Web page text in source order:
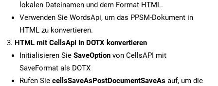
lokalen Dateinamen und dem Format HTML.
Verwenden Sie WordsApi, um das PPSM-Dokument in
HTML zu konvertieren.
HTML mit CellsApi in DOTX konvertieren
Initialisieren Sie SaveOption von CellsAPI mit
SaveFormat als DOTX
Rufen Sie cellsSaveAsPostDocumentSaveAs auf, um die